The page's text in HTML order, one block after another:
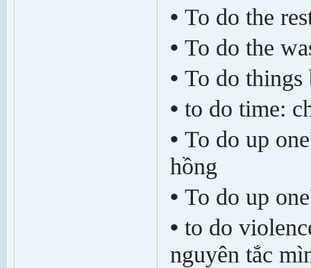
• To do the
• To do the
• To do things
• to do time:
• To do up
hồng
• To do up
• to do
nguyên tắc